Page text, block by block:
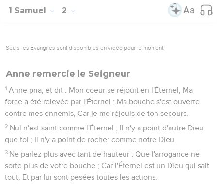
1 Samuel 2
Seuls les Évangiles sont disponibles en vidéo pour le moment.
Anne remercie le Seigneur
1 Anne pria, et dit : Mon coeur se réjouit en l'Éternel, Ma
force a été relevée par l'Éternel ; Ma bouche s'est ouverte
contre mes ennemis, Car je me réjouis de ton secours.
2 Nul n'est saint comme l'Éternel ; Il n'y a point d'autre Dieu
que toi ; Il n'y a point de rocher comme notre Dieu.
3 Ne parlez plus avec tant de hauteur ; Que l'arrogance ne
sorte plus de votre bouche ; Car l'Éternel est un Dieu qui sait
tout, Et par lui sont pesées toutes les actions.